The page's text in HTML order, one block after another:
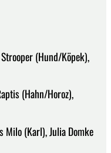
(Hund/Köpek),
(Hahn/Horoz),
Milo (Karl), Julia Domke